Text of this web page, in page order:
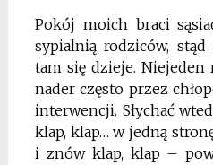
Pokój moich braci
sypialnią rodziców,
tam się dzieje. Niejeden
nader często przez
interwencji. Słychać
klap, klap… w jedną
i znów klap, klap –